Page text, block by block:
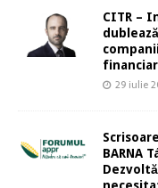
CITR –
financiar
29 iulie
BARNA